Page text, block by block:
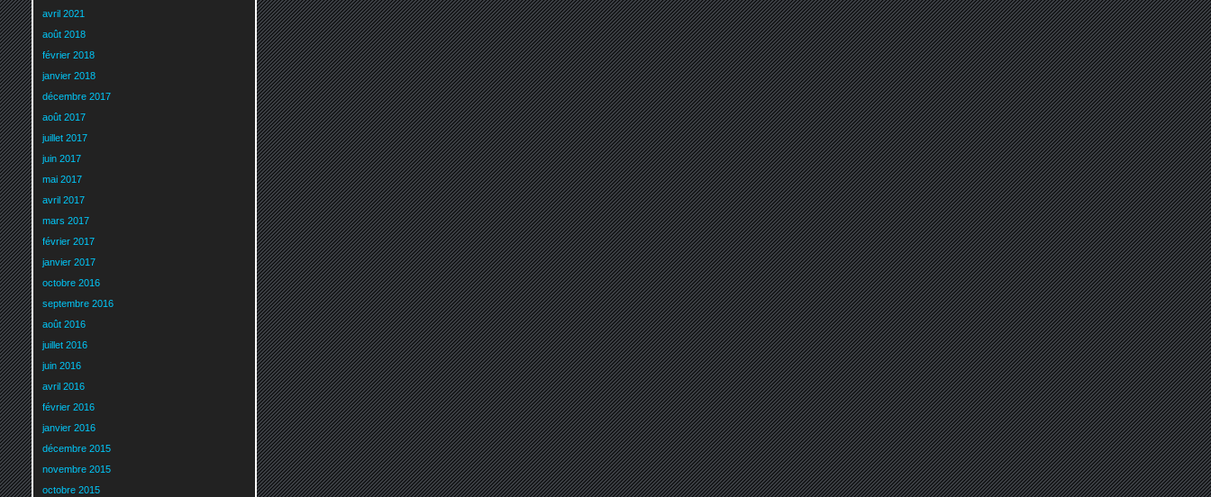
avril 2021
août 2018
février 2018
janvier 2018
décembre 2017
août 2017
juillet 2017
juin 2017
mai 2017
avril 2017
mars 2017
février 2017
janvier 2017
octobre 2016
septembre 2016
août 2016
juillet 2016
juin 2016
avril 2016
février 2016
janvier 2016
décembre 2015
novembre 2015
octobre 2015